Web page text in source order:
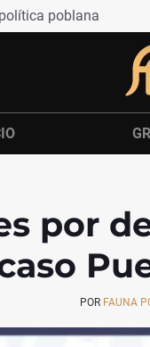
poblana
por
POR FAUNA